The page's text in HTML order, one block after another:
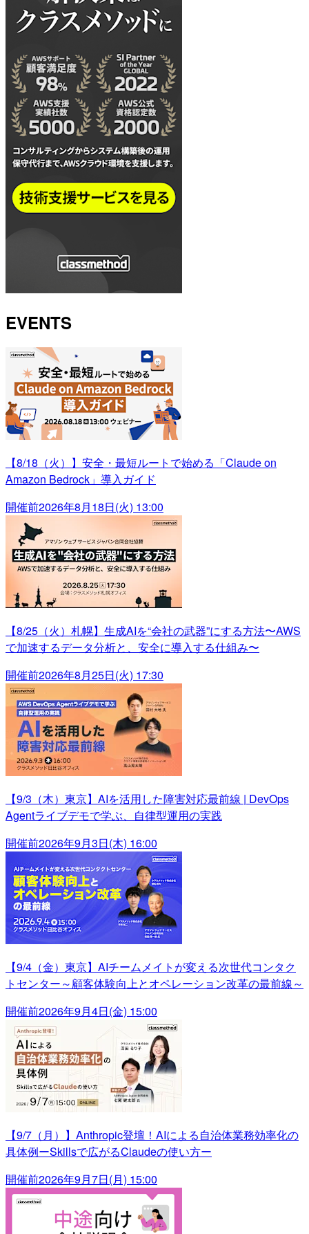
EVENTS
【8/18（火）】安全・最短ルートで始める「Claude on
Amazon Bedrock」導入ガイド
開催前2026年8月18日(火) 13:00
【8/25（火）札幌】生成AIを“会社の武器”にする方法〜AWS
で加速するデータ分析と、安全に導入する仕組み〜
開催前2026年8月25日(火) 17:30
【9/3（木）東京】AIを活用した障害対応最前線 | DevOps
Agentライブデモで学ぶ、自律型運用の実践
開催前2026年9月3日(木) 16:00
【9/4（金）東京】AIチームメイトが変える次世代コンタク
トセンター～顧客体験向上とオペレーション改革の最前線～
開催前2026年9月4日(金) 15:00
【9/7（月）】Anthropic登壇！AIによる自治体業務効率化の
具体例ーSkillsで広がるClaudeの使い方ー
開催前2026年9月7日(月) 15:00